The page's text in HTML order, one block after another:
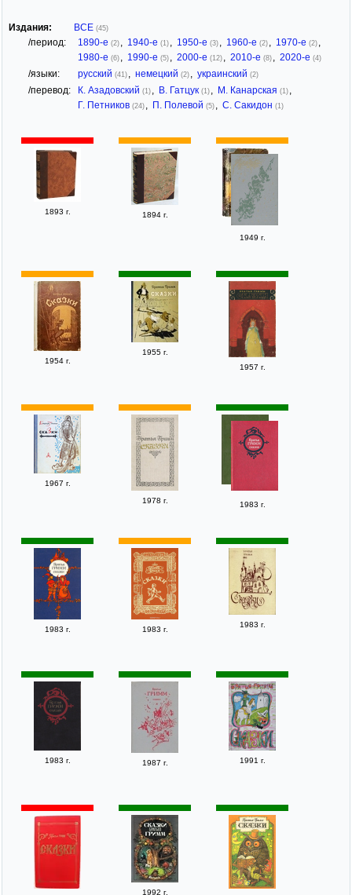
Издания: ВСЕ (45)
/период: 1890-е (2) , 1940-е (1) , 1950-е (3) , 1960-е (2) , 1970-е (2) ,
1980-е (6) , 1990-е (5) , 2000-е (12) , 2010-е (8) , 2020-е (4)
/языки: русский (41) , немецкий (2) , украинский (2)
/перевод: К. Азадовский (1) , В. Гатцук (1) , М. Канарская (1) ,
Г. Петников (24) , П. Полевой (5) , С. Сакидон (1)
1893 г. 1894 г.
1949 г.
1954 г.
1955 г.
1957 г.
1967 г.
1978 г.
1983 г.
1983 г. 1983 г.
1983 г.
1983 г. 1987 г. 1991 г.
1992 г.